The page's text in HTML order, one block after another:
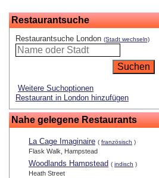
Restaurantsuche
Restaurantsuche London (Stadt wechseln)
Weitere Suchoptionen
Restaurant in London hinzufügen
Nahe gelegene Restaurants
La Cage Imaginaire ( französisch )
Flask Walk, Hampstead
Woodlands Hampstead ( indisch )
Heath Street